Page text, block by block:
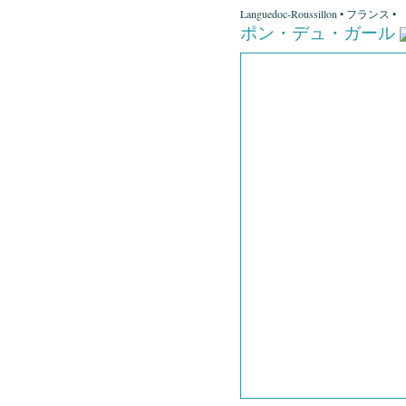
Languedoc-Roussillon • フランス •
ポン・デュ・ガール